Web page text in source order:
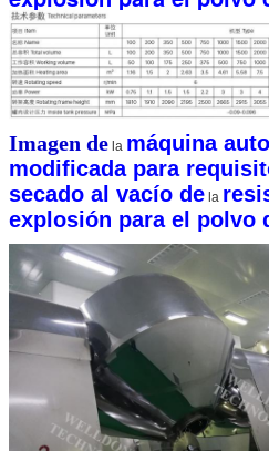
Imagen de la máquina
modificada para
secado al vacío de la
explosión para el polvo